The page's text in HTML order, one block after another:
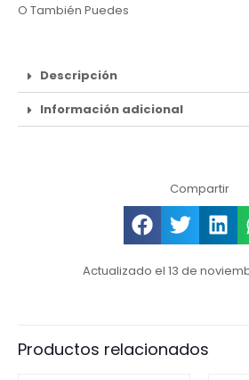
O También Puedes
Descripción
Información adicional
Compartir
Actualizado el 13 de
Productos relacionados